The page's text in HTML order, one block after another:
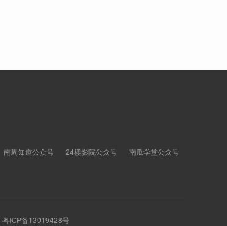
南周知道公众号 24楼影院公众号 南瓜学堂公众号
粤ICP备13019428号